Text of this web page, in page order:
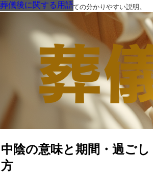
葬儀・葬式・法要についての分かりやすい説明。
中陰の意味と期間・過ごし
方
葬儀後に関する用語
葬儀後に関する用語
葬儀後に関する用語
葬儀後に関する用語
葬儀後に関する用語
葬儀後に関する用語
葬儀後に関する用語